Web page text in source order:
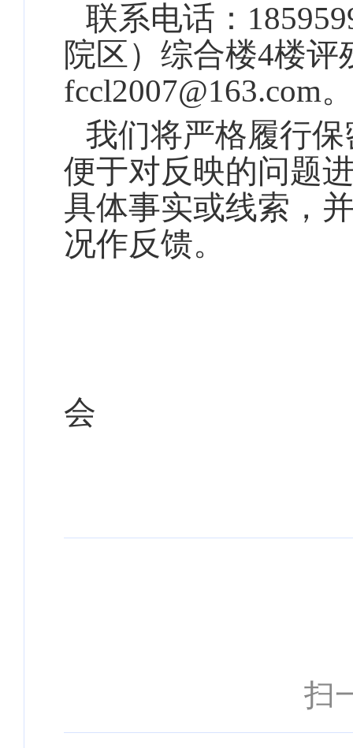
联系电话：
院区）综合楼4楼评
fccl2007@163.com。
我们将严格履行
便于对反映的问题
具体事实或线索，
况作反馈。
会
扫